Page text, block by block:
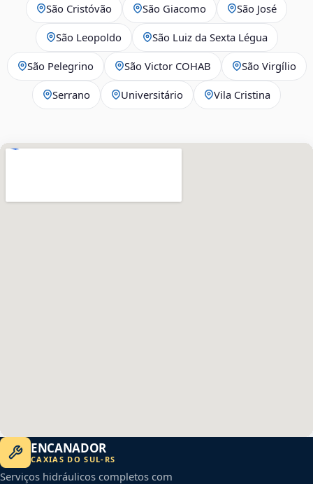
São Cristóvão São Giacomo São José
São Leopoldo São Luiz da Sexta Légua
São Pelegrino São Victor COHAB São Virgílio
Serrano Universitário Vila Cristina
ENCANADOR
CAXIAS DO SUL- RS
Serviços hidráulicos completos com